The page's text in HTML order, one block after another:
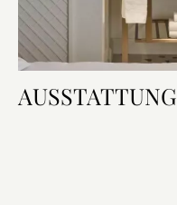
AUSSTATTUNG